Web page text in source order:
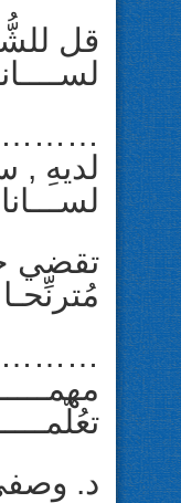
قل
لديهِ ,
تقضي
مُترنِّحـا
د.